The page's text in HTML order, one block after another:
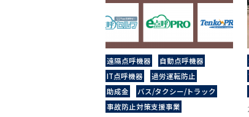
遠隔点呼機器
自動点呼機器
IT点呼機器
過労運転防止
助成金
バス/タクシー/トラック
事故防⽌対策⽀援事業